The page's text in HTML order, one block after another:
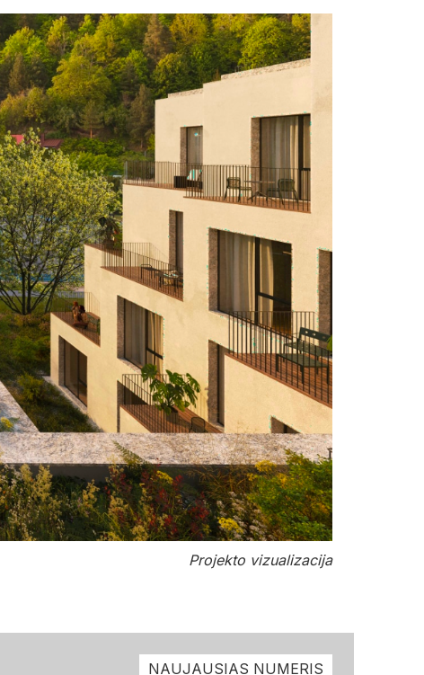
Projekto vizualizacija
NAUJAUSIAS NUMERIS